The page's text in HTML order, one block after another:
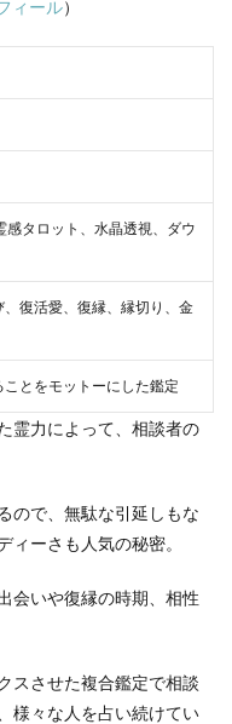
ィール）
感タロット、水晶透視、ダウ
復活愛、復縁、縁切り、金
とをモットーにした鑑定
霊力によって、相談者の
ので、無駄な引延しもな
ィーさも人気の秘密。
会いや復縁の時期、相性
スさせた複合鑑定で相談
様々な人を占い続けてい